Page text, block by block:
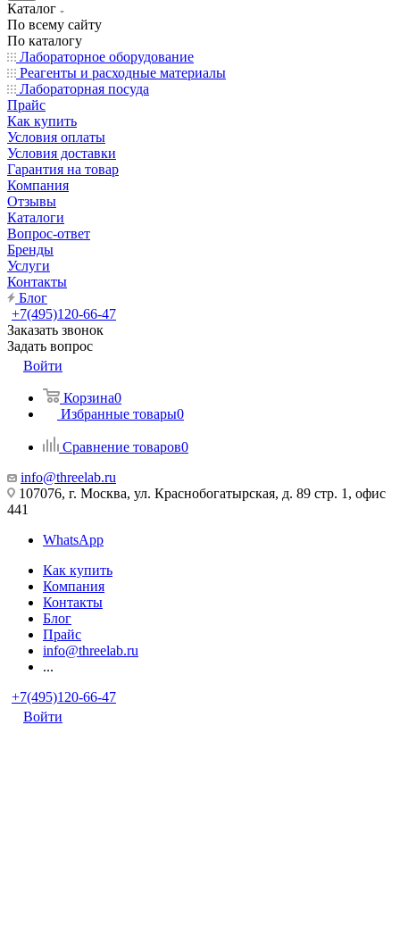
Каталог
По всему сайту
По каталогу
Лабораторное оборудование
Реагенты и расходные материалы
Лабораторная посуда
Прайс
Как купить
Условия оплаты
Условия доставки
Гарантия на товар
Компания
Отзывы
Каталоги
Вопрос-ответ
Бренды
Услуги
Контакты
Блог
+7(495)120-66-47
Заказать звонок
Задать вопрос
Войти
Корзина0
Избранные товары0
Сравнение товаров0
info@threelab.ru
107076, г. Москва, ул. Краснобогатырская, д. 89 стр. 1, офис
441
WhatsApp
Как купить
Компания
Контакты
Блог
Прайс
info@threelab.ru
...
+7(495)120-66-47
Войти